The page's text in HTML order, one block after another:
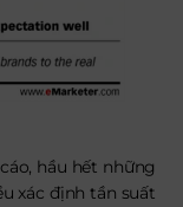
hầu hết những
xác định tần suất